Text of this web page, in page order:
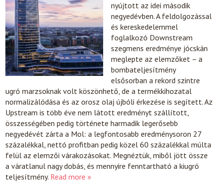
nyújtott az idei második
negyedévben. A feldolgozással
és kereskedelemmel
foglalkozó Downstream
szegmens eredménye jócskán
meglepte az elemzőket – a
bombateljesítmény
elsősorban a rekord szintre
ugró marzsoknak volt köszönhető, de a termékkihozatal
normalizálódása és az orosz olaj újbóli érkezése is segített. Az
Upstream is több éve nem látott eredményt szállított,
összességében pedig története harmadik legerősebb
negyedévét zárta a Mol: a legfontosabb eredménysoron 27
százalékkal, nettó profitban pedig közel 60 százalékkal múlta
felül az elemzői várakozásokat. Megnéztük, miből jött össze
a váratlanul nagy dobás, és mennyire fenntartható a kiugró
teljesítmény. Read more »